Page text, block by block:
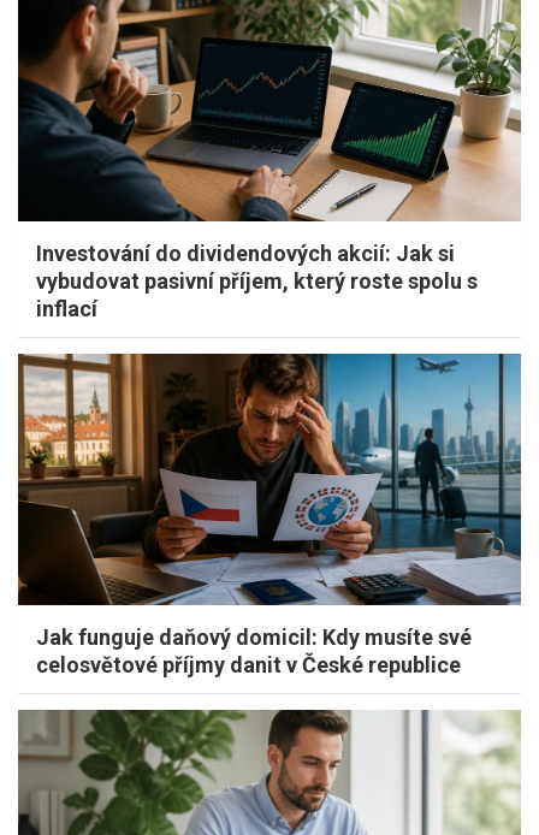
Investování do dividendových akcií: Jak si
vybudovat pasivní příjem, který roste spolu s
inflací
Jak funguje daňový domicil: Kdy musíte své
celosvětové příjmy danit v České republice